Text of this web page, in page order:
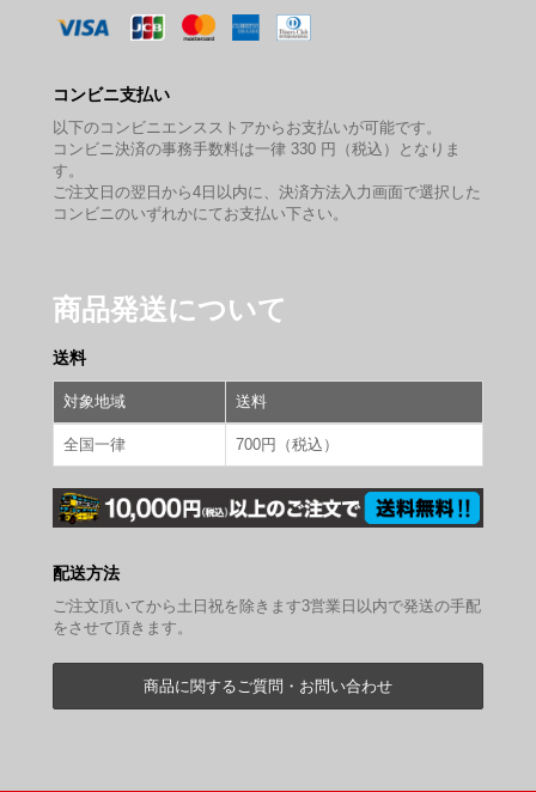
コンビニ支払い
以下のコンビニエンスストアからお支払いが可能です。
コンビニ決済の事務手数料は一律 330 円（税込）となりま
す。
ご注文日の翌日から4日以内に、決済方法入力画面で選択した
コンビニのいずれかにてお支払い下さい。
商品発送について
送料
対象地域 送料
全国一律 700円（税込）
配送方法
ご注文頂いてから土日祝を除きます3営業日以内で発送の手配
をさせて頂きます。
商品に関するご質問・お問い合わせ